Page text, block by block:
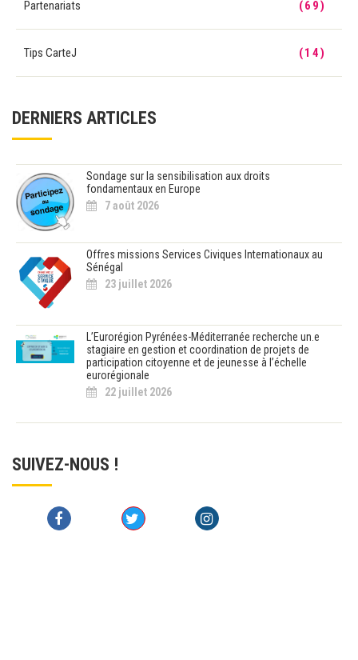
Partenariats (69)
Tips CarteJ (14)
DERNIERS ARTICLES
Sondage sur la sensibilisation aux droits
fondamentaux en Europe
7 août 2026
Offres missions Services Civiques Internationaux au
Sénégal
23 juillet 2026
L’Eurorégion Pyrénées-Méditerranée recherche un.e
stagiaire en gestion et coordination de projets de
participation citoyenne et de jeunesse à l’échelle
eurorégionale
22 juillet 2026
SUIVEZ-NOUS !